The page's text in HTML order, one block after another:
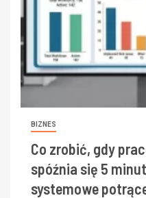
BIZNES
Co zrobić, gdy
spóźnia się 5
systemowe